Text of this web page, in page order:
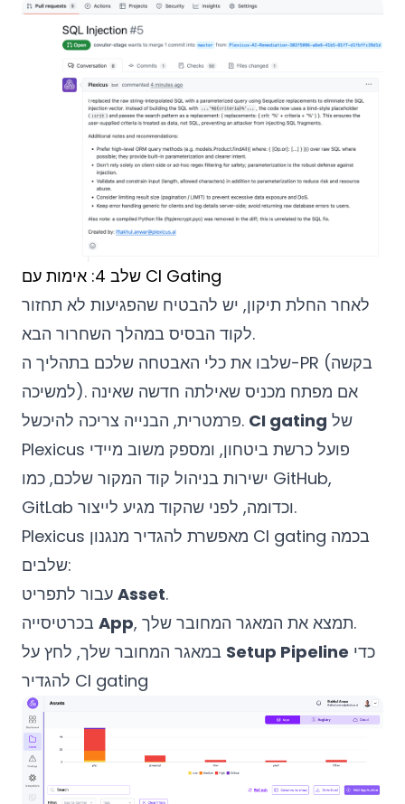
שלב 4: אימות עם CI Gating
לאחר החלת תיקון, יש להבטיח שהפגיעות לא תחזור
לקוד הבסיס במהלך השחרור הבא.
שלבו את כלי האבטחה שלכם בתהליך ה-PR (בקשה
למשיכה). אם מפתח מכניס שאילתה חדשה שאינה
פרמטרית, הבנייה צריכה להיכשל. CI gating
Plexicus פועל כרשת ביטחון, ומספק משוב מיידי
ישירות בניהול קוד המקור שלכם, כמו GitHub,
GitLab וכדומה, לפני שהקוד מגיע לייצור.
Plexicus מאפשרת להגדיר מנגנון CI gating בכמה
שלבים:
Asset.
App
, תמצא את המאגר המחובר שלך.
Setup Pipeline
להגדיר CI gating